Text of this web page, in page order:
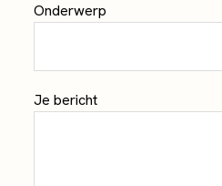
Onderwerp
Je bericht